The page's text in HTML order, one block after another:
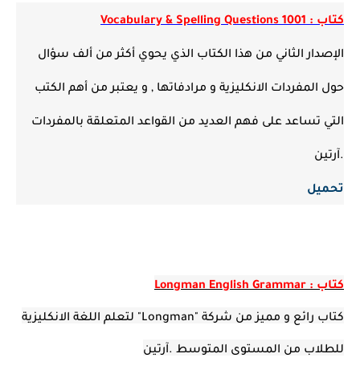
كتاب : 1001 Vocabulary & Spelling Questions
الإصدار الثاني من هذا الكتاب الذي يحوي أكثر من ألف سؤال
حول المفردات الانكليزية و مرادفاتها , و يعتبر من أهم الكتب
التي تساعد على فهم العديد من القواعد المتعلقة بالمفردات
.آرتين
تحميل
كتاب : Longman English Grammar
كتاب رائع و مميز من شركة "Longman" لتعلم اللغة الانكليزية
للطلاب من المستوى المتوسط .آرتين